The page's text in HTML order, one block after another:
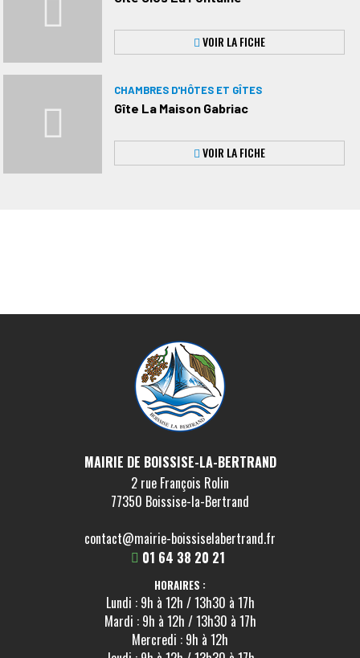
VOIR LA FICHE
CHAMBRES D'HÔTES ET GÎTES
Gîte La Maison Gabriac
VOIR LA FICHE
MAIRIE DE BOISSISE-LA-BERTRAND
2 rue François Rolin
77350 Boissise-la-Bertrand
contact@mairie-boissiselabertrand.fr
01 64 38 20 21
HORAIRES :
Lundi : 9h à 12h / 13h30 à 17h
Mardi : 9h à 12h / 13h30 à 17h
Mercredi : 9h à 12h